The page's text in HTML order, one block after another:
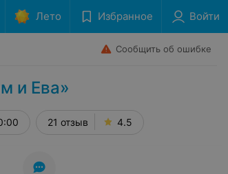
Лето Избранное Войти
Сообщить об ошибке
и Ева»
21 отзыв 4.5